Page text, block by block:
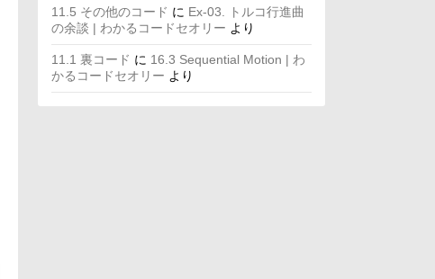
11.5 その他のコード に Ex-03. トルコ行進曲
の余談 | わかるコードセオリー より
11.1 裏コード に 16.3 Sequential Motion | わ
かるコードセオリー より